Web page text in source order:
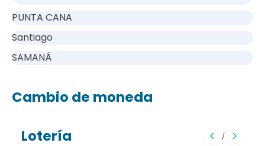
PUNTA CANA
Santiago
SAMANÁ
Cambio de moneda
Lotería /